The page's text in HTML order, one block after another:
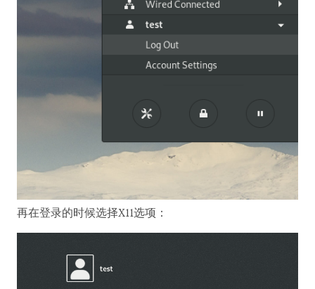
再在登录的时候选择X11选项：